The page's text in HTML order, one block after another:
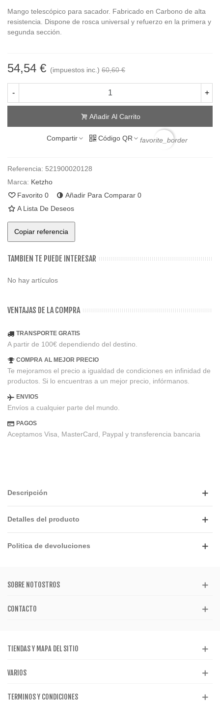
Mango telescópico para sacador. Fabricado en Carbono de alta
resistencia. Dispone de rosca universal y refuerzo en la primera y
segunda sección.
54,54 € (impuestos inc.) 60,60 €
- +
Añadir Al Carrito
Compartir Código QR favorite_border
Referencia: 521900020128
Marca: Ketzho
Favorito 0 Añadir Para Comparar 0
A Lista De Deseos
Copiar referencia
TAMBIEN TE PUEDE INTERESAR
No hay artículos
VENTAJAS DE LA COMPRA
TRANSPORTE GRATIS
A partir de 100€ dependiendo del destino.
COMPRA AL MEJOR PRECIO
Te mejoramos el precio a igualdad de condiciones en infinidad de
productos. Si lo encuentras a un mejor precio, infórmanos.
ENVIOS
Envíos a cualquier parte del mundo.
PAGOS
Aceptamos Visa, MasterCard, Paypal y transferencia bancaria
Descripción
Detalles del producto
Politica de devoluciones
SOBRE NOTOSTROS
CONTACTO
TIENDAS Y MAPA DEL SITIO
VARIOS
TERMINOS Y CONDICIONES